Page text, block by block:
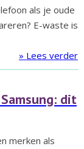
als je oude
E-waste is
» Lees verder
dit
merken als